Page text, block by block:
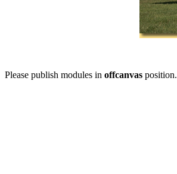
Please publish modules in offcanvas position.